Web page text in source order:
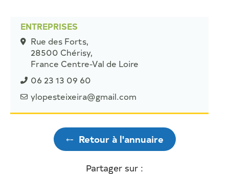
ENTREPRISES
Rue des Forts,
28500 Chérisy,
France Centre-Val de Loire
06 23 13 09 60
ylopesteixeira@gmail.com
⤌ Retour à l'annuaire
Partager sur :